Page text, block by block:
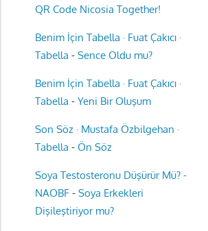
QR Code Nicosia Together!
Benim İçin Tabella · Fuat Çakıcı ·
Tabella - Sence Oldu mu?
Benim İçin Tabella · Fuat Çakıcı ·
Tabella - Yeni Bir Oluşum
Son Söz · Mustafa Özbilgehan ·
Tabella - Ön Söz
Soya Testosteronu Düşürür Mü? -
NAOBF- Soya Erkekleri
Dişileştiriyor mu?